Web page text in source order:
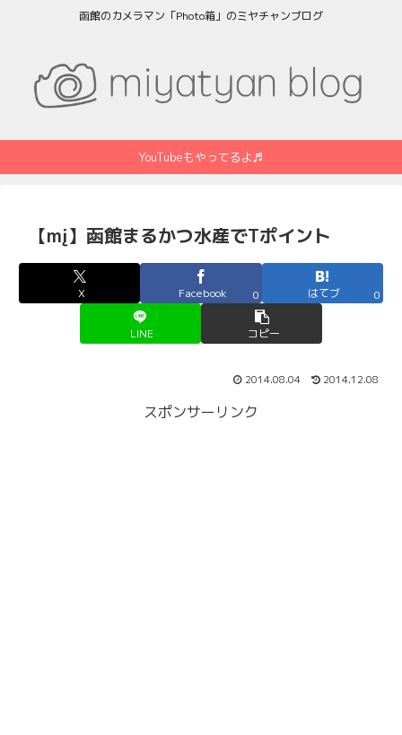
函館のカメラマン「Photo箱」のミヤチャンブログ
YouTubeもやってるよ♬
【mį】函館まるかつ水産でTポイント
X Facebook 0 はてブ 0
LINE コピー
2014.08.04 2014.12.08
スポンサーリンク